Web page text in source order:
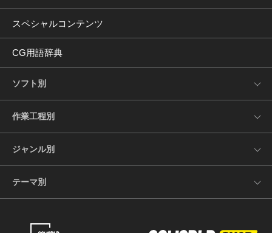
スペシャルコンテンツ
CG用語辞典
ソフト別
作業工程別
ジャンル別
テーマ別